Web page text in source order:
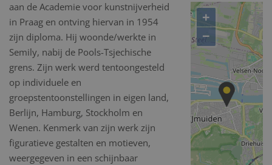
aan de Academie voor kunstnijverheid
in Praag en ontving hiervan in 1954
zijn diploma. Hij woonde/werkte in
Semily, nabij de Pools-Tsjechische
grens. Zijn werk werd tentoongesteld
op individuele en
groepstentoonstellingen in eigen land,
Berlijn, Hamburg, Stockholm en
Wenen. Kenmerk van zijn werk zijn
figuratieve gestalten en motieven,
weergegeven in een schijnbaar
+
−